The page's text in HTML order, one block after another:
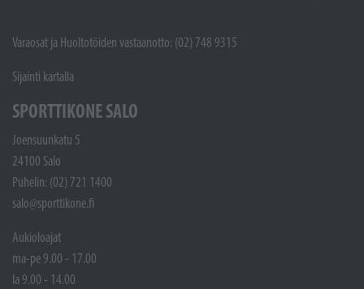
Varaosat ja Huoltotöiden vastaanotto: (02) 748 9315
Sijainti kartalla
SPORTTIKONE SALO
Joensuunkatu 5
24100 Salo
Puhelin: (02) 721 1400
salo@sporttikone.fi
Aukioloajat
ma-pe 9.00 - 17.00
la 9.00 - 14.00